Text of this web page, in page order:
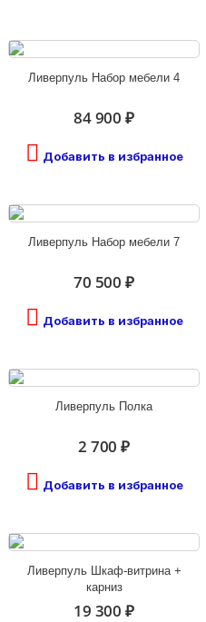
Ливерпуль Набор мебели 4
84 900 ₽
Добавить в избранное
Ливерпуль Набор мебели 7
70 500 ₽
Добавить в избранное
Ливерпуль Полка
2 700 ₽
Добавить в избранное
Ливерпуль Шкаф-витрина +
карниз
19 300 ₽